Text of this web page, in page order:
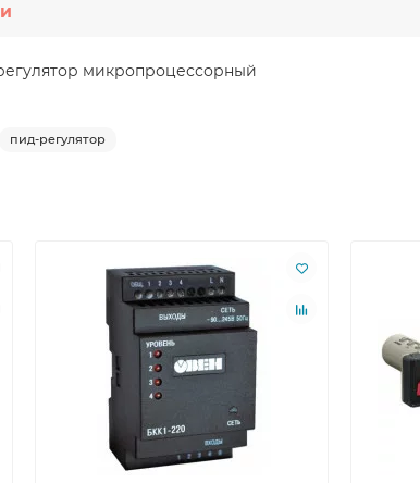
микропроцессорный
пид-регулятор